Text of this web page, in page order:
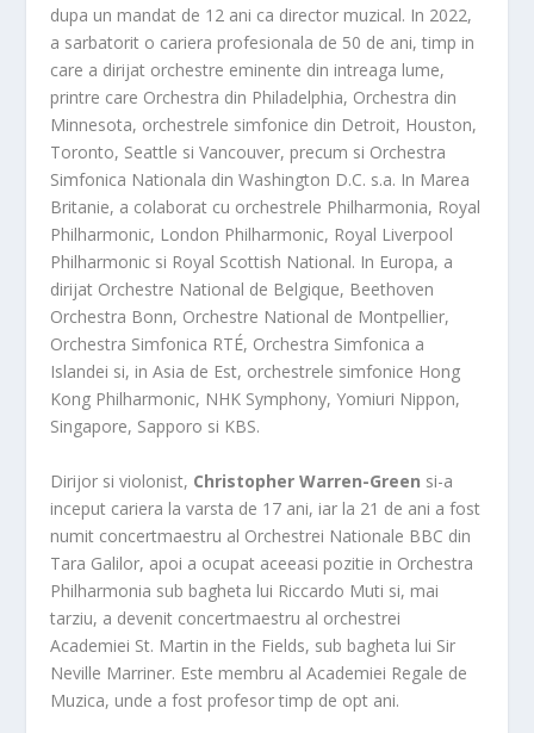
dupa un mandat de 12 ani ca director muzical. In 2022,
a sarbatorit o cariera profesionala de 50 de ani, timp in
care a dirijat orchestre eminente din intreaga lume,
printre care Orchestra din Philadelphia, Orchestra din
Minnesota, orchestrele simfonice din Detroit, Houston,
Toronto, Seattle si Vancouver, precum si Orchestra
Simfonica Nationala din Washington D.C. s.a. In Marea
Britanie, a colaborat cu orchestrele Philharmonia, Royal
Philharmonic, London Philharmonic, Royal Liverpool
Philharmonic si Royal Scottish National. In Europa, a
dirijat Orchestre National de Belgique, Beethoven
Orchestra Bonn, Orchestre National de Montpellier,
Orchestra Simfonica RTÉ, Orchestra Simfonica a
Islandei si, in Asia de Est, orchestrele simfonice Hong
Kong Philharmonic, NHK Symphony, Yomiuri Nippon,
Singapore, Sapporo si KBS.
Dirijor si violonist, Christopher Warren-Green si-a
inceput cariera la varsta de 17 ani, iar la 21 de ani a fost
numit concertmaestru al Orchestrei Nationale BBC din
Tara Galilor, apoi a ocupat aceeasi pozitie in Orchestra
Philharmonia sub bagheta lui Riccardo Muti si, mai
tarziu, a devenit concertmaestru al orchestrei
Academiei St. Martin in the Fields, sub bagheta lui Sir
Neville Marriner. Este membru al Academiei Regale de
Muzica, unde a fost profesor timp de opt ani.